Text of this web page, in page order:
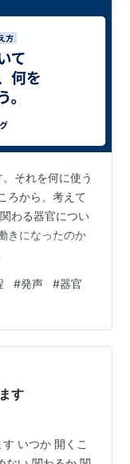
それを何に使う
ろから、考えて
わる器官につい
きになったのか
#発声 #器官
す
いつか 開くこ